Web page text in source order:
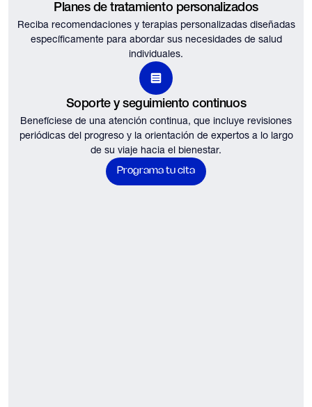
Planes de tratamiento personalizados
Reciba recomendaciones y terapias personalizadas diseñadas
específicamente para abordar sus necesidades de salud
individuales.
Soporte y seguimiento continuos
Benefíciese de una atención continua, que incluye revisiones
periódicas del progreso y la orientación de expertos a lo largo
de su viaje hacia el bienestar.
Programa tu cita